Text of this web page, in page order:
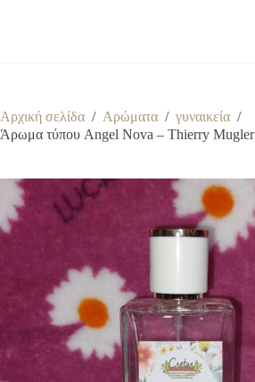
Αρχική σελίδα / Αρώματα / γυναικεία /
Άρωμα τύπου Angel Nova – Thierry Mugler